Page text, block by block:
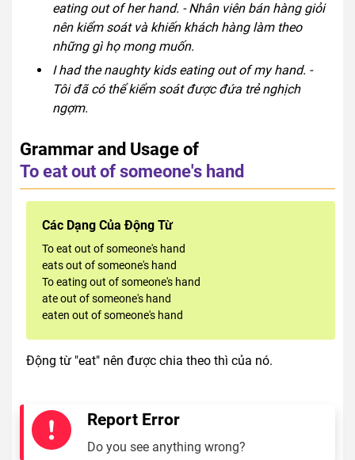
eating out of her hand. - Nhân viên bán hàng giỏi
nên kiểm soát và khiến khách hàng làm theo
những gì họ mong muốn.
I had the naughty kids eating out of my hand. -
Tôi đã có thể kiểm soát được đứa trẻ nghịch
ngợm.
Grammar and Usage of
To eat out of someone's hand
Các Dạng Của Động Từ
To eat out of someone's hand
eats out of someone's hand
To eating out of someone's hand
ate out of someone's hand
eaten out of someone's hand
Động từ "eat" nên được chia theo thì của nó.
Report Error
Do you see anything wrong?